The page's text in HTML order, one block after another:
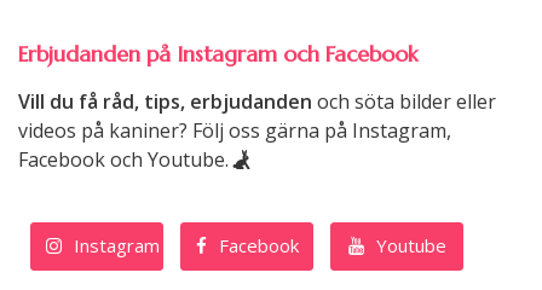
Erbjudanden på Instagram och Facebook
Vill du få råd, tips, erbjudanden och söta bilder eller
videos på kaniner? Följ oss gärna på Instagram,
Facebook och Youtube.
Instagram Facebook Youtube